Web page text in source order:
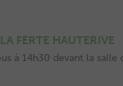
FERTE HAUTERIVE
à 14h30 devant la salle